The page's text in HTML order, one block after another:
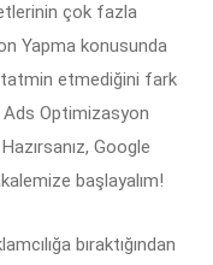
çok fazla
Yapma konusunda
tatmin etmediğini fark
Optimizasyon
Google
başlayalım!
bıraktığından